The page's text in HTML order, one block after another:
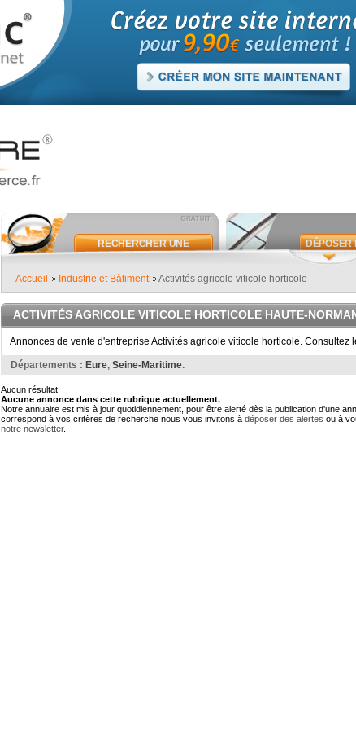
RECHERCHER UNE
DÉPOSER
Accueil Industrie et Bâtiment Activités agricole viticole horticole
ACTIVITÉS AGRICOLE VITICOLE HORTICOLE HAUTE-
Annonces de vente d'entreprise Activités agricole viticole horticole.
Départements : Eure, Seine-Maritime.
Aucun résultat
Aucune annonce dans cette rubrique actuellement.
Notre annuaire est mis à jour quotidiennement, pour être alerté dès la publication d'une
correspond à vos critères de recherche nous vous invitons à déposer des alertes ou à
notre newsletter.